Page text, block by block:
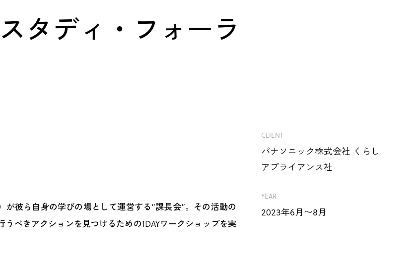
タディ・フォーラ
彼ら自身の学びの場として運営する”課長会”。その活動の
べきアクションを見つけるための1DAYワークショップを実
CLIENT
パナソニック株式会社 くらし
アプライアンス社
YEAR
2023年6月〜8月